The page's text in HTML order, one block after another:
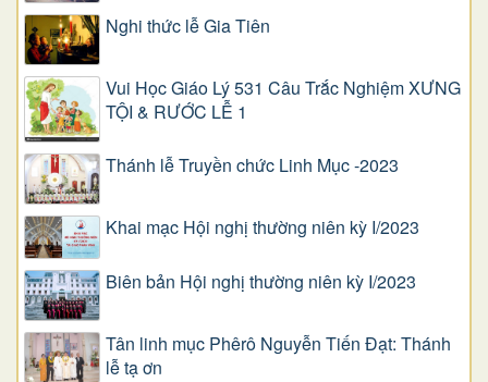
Nghi thức lễ Gia Tiên
Vui Học Giáo Lý 531 Câu Trắc Nghiệm XƯNG
TỘI & RƯỚC LỄ 1
Thánh lễ Truyền chức Linh Mục -2023
Khai mạc Hội nghị thường niên kỳ I/2023
Biên bản Hội nghị thường niên kỳ I/2023
Tân linh mục Phêrô Nguyễn Tiến Đạt: Thánh
lễ tạ ơn